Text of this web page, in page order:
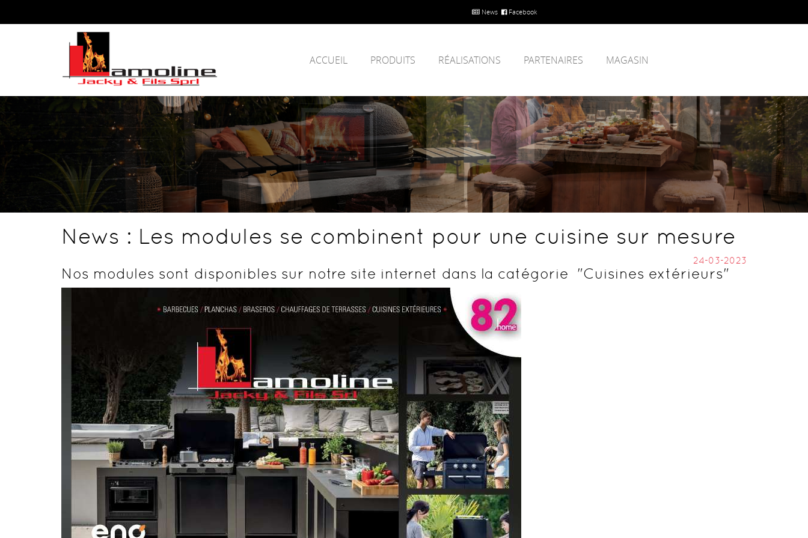
News Facebook
ACCUEIL PRODUITS RÉALISATIONS PARTENAIRES MAGASIN
News : Les modules se combinent pour une cuisine sur mesure
24-03-2023
Nos modules sont disponibles sur notre site internet dans la catégorie "Cuisines extérieurs"